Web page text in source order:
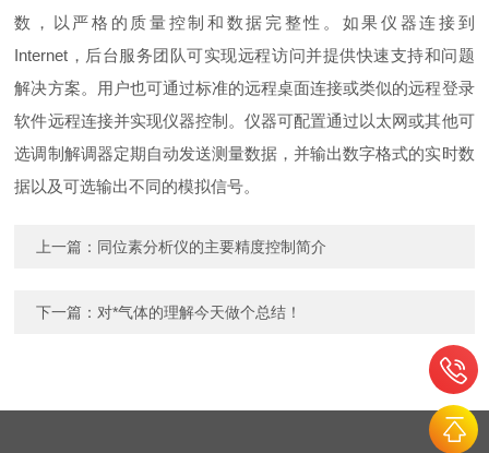
数，以严格的质量控制和数据完整性。如果仪器连接到
Internet，后台服务团队可实现远程访问并提供快速支持和问题
解决方案。用户也可通过标准的远程桌面连接或类似的远程登录
软件远程连接并实现仪器控制。仪器可配置通过以太网或其他可
选调制解调器定期自动发送测量数据，并输出数字格式的实时数
据以及可选输出不同的模拟信号。
上一篇： 同位素分析仪的主要精度控制简介
下一篇： 对*气体的理解今天做个总结！